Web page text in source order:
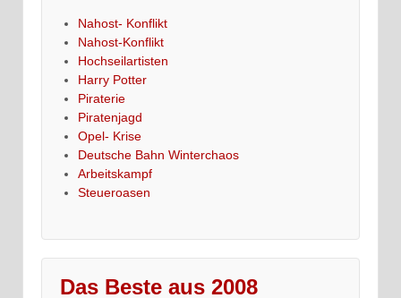
Nahost- Konflikt
Nahost-Konflikt
Hochseilartisten
Harry Potter
Piraterie
Piratenjagd
Opel- Krise
Deutsche Bahn Winterchaos
Arbeitskampf
Steueroasen
Das Beste aus 2008